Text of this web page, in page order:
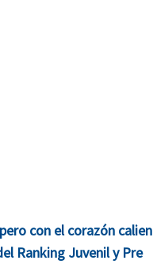
con el corazón
Ranking Juvenil y Pre